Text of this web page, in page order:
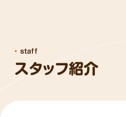
スタッフ紹介
staff